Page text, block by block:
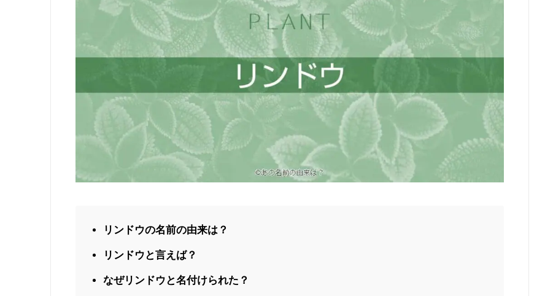
リンドウの名前の由来は？
リンドウと言えば？
なぜリンドウと名付けられた？